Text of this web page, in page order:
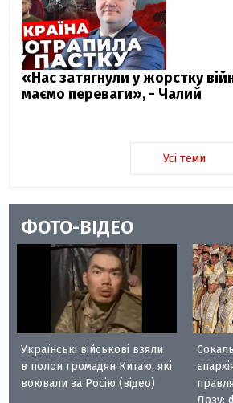
«Нас затягнули у жорстку
маємо переваги», - Чалий
Усі теми
ФОТО-ВІДЕО
Українські військові взяли
в полон громадян Китаю, які
воювали за Росію (відео)